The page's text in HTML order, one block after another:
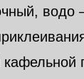
водо